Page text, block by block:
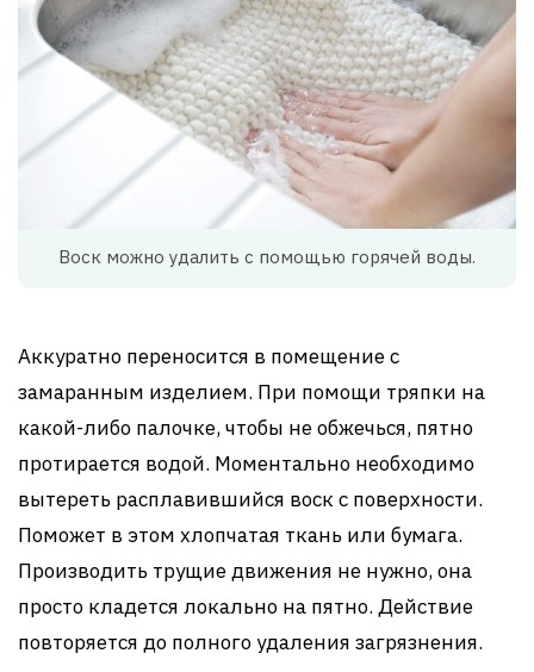
Воск можно удалить с помощью горячей воды.
Аккуратно переносится в помещение с
замаранным изделием. При помощи тряпки на
какой-либо палочке, чтобы не обжечься, пятно
протирается водой. Моментально необходимо
вытереть расплавившийся воск с поверхности.
Поможет в этом хлопчатая ткань или бумага.
Производить трущие движения не нужно, она
просто кладется локально на пятно. Действие
повторяется до полного удаления загрязнения.